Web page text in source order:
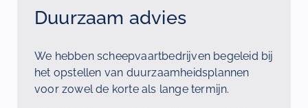
Duurzaam advies
We hebben scheepvaartbedrijven begeleid bij
het opstellen van duurzaamheidsplannen
voor zowel de korte als lange termijn.